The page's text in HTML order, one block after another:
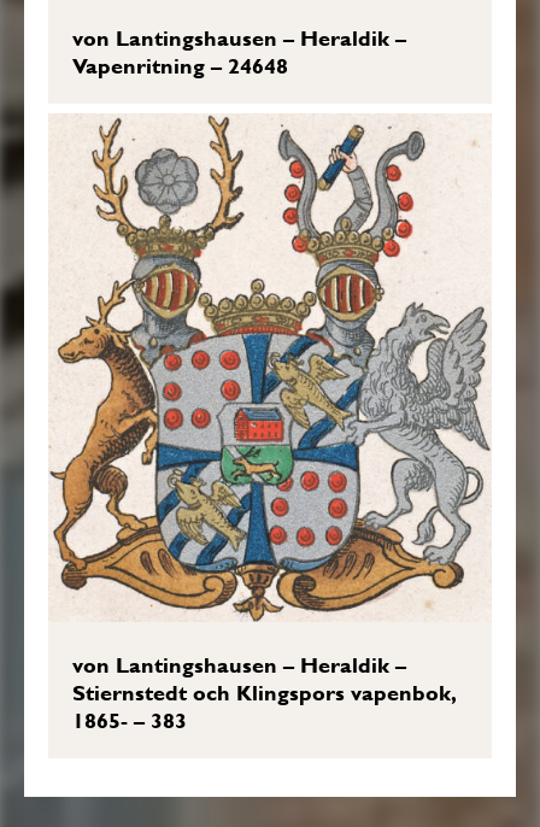
von Lantingshausen – Heraldik –
Vapenritning – 24648
von Lantingshausen – Heraldik –
Stiernstedt och Klingspors vapenbok,
1865- – 383